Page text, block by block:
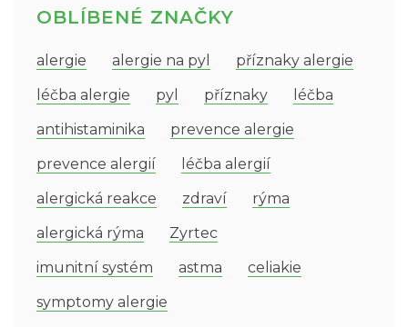
OBLÍBENÉ ZNAČKY
alergie alergie na pyl
příznaky alergie
léčba alergie
pyl příznaky
léčba
antihistaminika
prevence alergie
prevence alergií
léčba alergií
alergická reakce
zdraví
rýma
alergická rýma
Zyrtec
imunitní systém
astma
celiakie
symptomy alergie